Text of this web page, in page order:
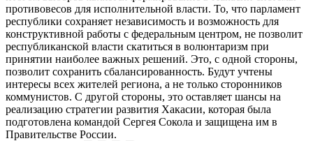
противовесов для исполнительной власти. То, что парламент
республики сохраняет независимость и возможность для
конструктивной работы с федеральным центром, не позволит
республиканской власти скатиться в волюнтаризм при
принятии наиболее важных решений. Это, с одной стороны,
позволит сохранить сбалансированность. Будут учтены
интересы всех жителей региона, а не только сторонников
коммунистов. С другой стороны, это оставляет шансы на
реализацию стратегии развития Хакасии, которая была
подготовлена командой Сергея Сокола и защищена им в
Правительстве России.